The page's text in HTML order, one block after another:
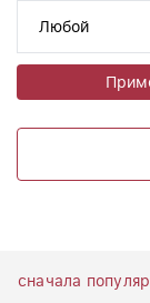
сначала